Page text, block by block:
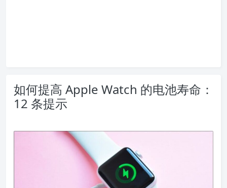
如何提高 Apple Watch 的电池寿命：
12 条提示